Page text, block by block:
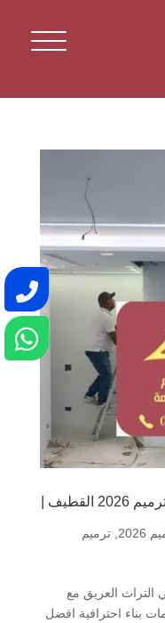
خدمات بناء احترافية افضل طرق ترميم 2026 القطيف |
, ترميم
العريق مع
بناء احترافية افضل